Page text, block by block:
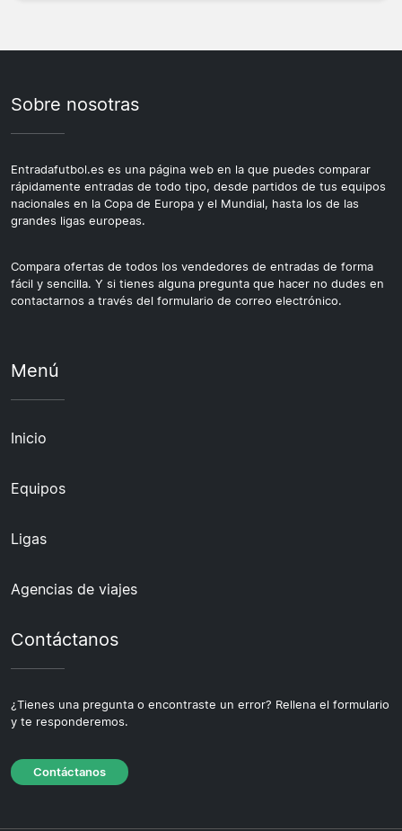
Sobre nosotras
Entradafutbol.es es una página web en la que puedes comparar
rápidamente entradas de todo tipo, desde partidos de tus equipos
nacionales en la Copa de Europa y el Mundial, hasta los de las
grandes ligas europeas.
Compara ofertas de todos los vendedores de entradas de forma
fácil y sencilla. Y si tienes alguna pregunta que hacer no dudes en
contactarnos a través del formulario de correo electrónico.
Menú
Inicio
Equipos
Ligas
Agencias de viajes
Contáctanos
¿Tienes una pregunta o encontraste un error? Rellena el formulario
y te responderemos.
Contáctanos